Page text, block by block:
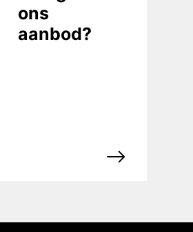
ons
aanbod?